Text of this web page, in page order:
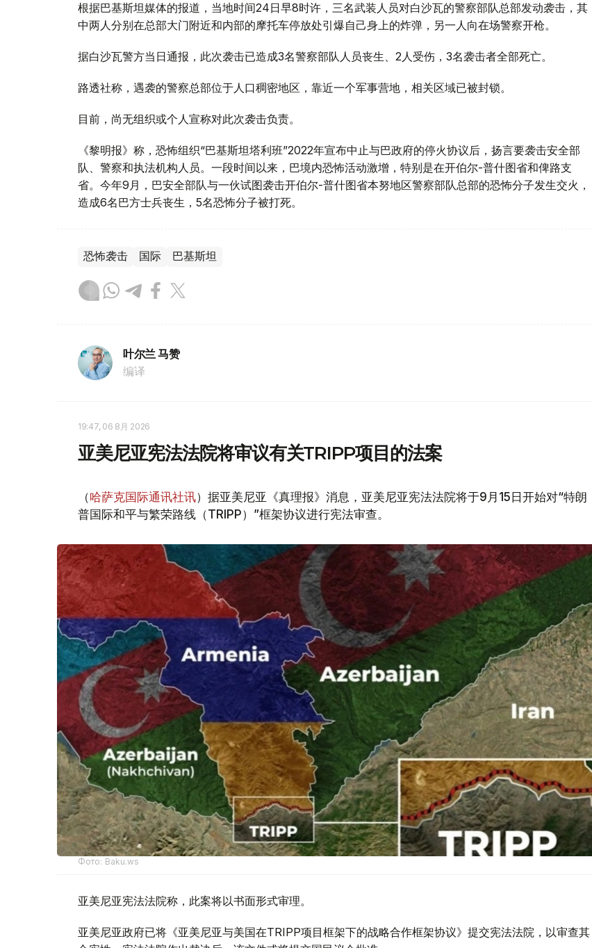
根据巴基斯坦媒体的报道，当地时间24日早8时许，三名武装人员对白沙瓦的警察部队总部发动袭击，其
中两人分别在总部大门附近和内部的摩托车停放处引爆自己身上的炸弹，另一人向在场警察开枪。
据白沙瓦警方当日通报，此次袭击已造成3名警察部队人员丧生、2人受伤，3名袭击者全部死亡。
路透社称，遇袭的警察总部位于人口稠密地区，靠近一个军事营地，相关区域已被封锁。
目前，尚无组织或个人宣称对此次袭击负责。
《黎明报》称，恐怖组织“巴基斯坦塔利班”2022年宣布中止与巴政府的停火协议后，扬言要袭击安全部
队、警察和执法机构人员。一段时间以来，巴境内恐怖活动激增，特别是在开伯尔-普什图省和俾路支
省。今年9月，巴安全部队与一伙试图袭击开伯尔-普什图省本努地区警察部队总部的恐怖分子发生交火，
造成6名巴方士兵丧生，5名恐怖分子被打死。
恐怖袭击 国际 巴基斯坦
叶尔兰 马赞
编译
19:47, 06 8月 2026
亚美尼亚宪法法院将审议有关TRIPP项目的法案
（哈萨克国际通讯社讯）据亚美尼亚《真理报》消息，亚美尼亚宪法法院将于9月15日开始对“特朗
普国际和平与繁荣路线（TRIPP）”框架协议进行宪法审查。
Фото: Baku.ws
亚美尼亚宪法法院称，此案将以书面形式审理。
亚美尼亚政府已将《亚美尼亚与美国在TRIPP项目框架下的战略合作框架协议》提交宪法法院，以审查其